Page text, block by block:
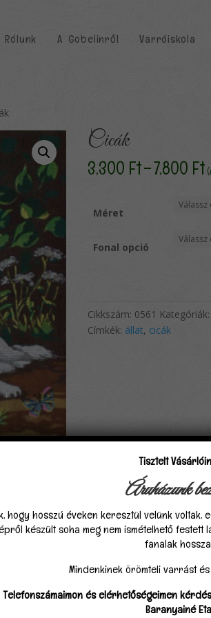
Rólunk A Gobelinről Varróiskola
Cicák
3,300 Ft–7,800 Ft
-
Méret
Fonal opció
Cikkszám: 0561 Kategóriák:
Címkék: állat, cicák
Tisztelt
Áruházunk
hogy hosszú éveken keresztül velünk
készült soha meg nem ismételhető
fanalak
Mindenkinek örömteli varrást
Telefonszámaimon és elérhetőségeimen
Baranyainé Eta